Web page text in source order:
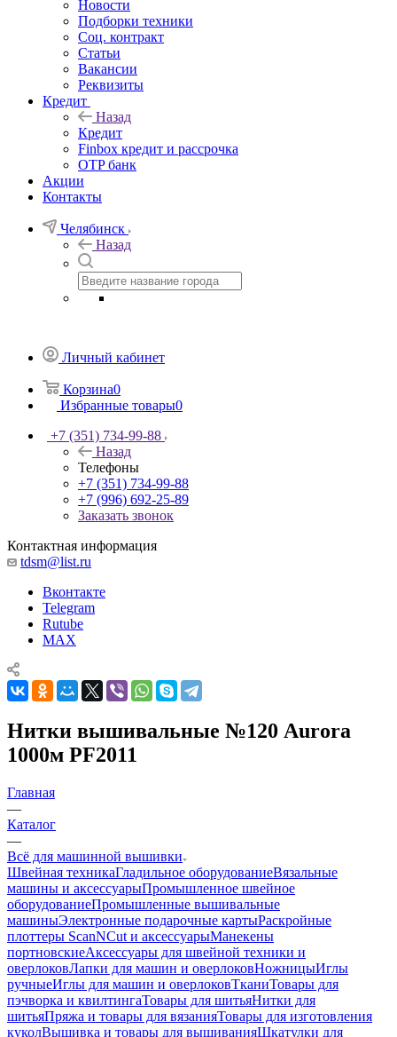
Новости
Подборки техники
Соц. контракт
Статьи
Вакансии
Реквизиты
Кредит
Назад
Кредит
Finbox кредит и рассрочка
OTP банк
Акции
Контакты
Челябинск
Назад
Личный кабинет
Корзина0
Избранные товары0
+7 (351) 734-99-88
Назад
Телефоны
+7 (351) 734-99-88
+7 (996) 692-25-89
Заказать звонок
Контактная информация
tdsm@list.ru
Вконтакте
Telegram
Rutube
MAX
Нитки вышивальные №120 Aurora
1000м PF2011
Главная
—
Каталог
—
Всё для машинной вышивки
Швейная техникаГладильное оборудованиеВязальные
машины и аксессуарыПромышленное швейное
оборудованиеПромышленные вышивальные
машиныЭлектронные подарочные картыРаскройные
плоттеры ScanNCut и аксессуарыМанекены
портновскиеАксессуары для швейной техники и
оверлоковЛапки для машин и оверлоковНожницыИглы
ручныеИглы для машин и оверлоковТканиТовары для
пэчворка и квилтингаТовары для шитьяНитки для
шитьяПряжа и товары для вязанияТовары для изготовления
куколВышивка и товары для вышиванияШкатулки для